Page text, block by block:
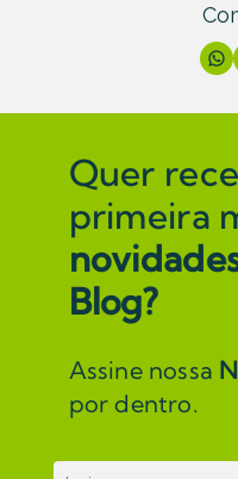
Quer
primeira
Blog?
Assine nossa
por dentro.